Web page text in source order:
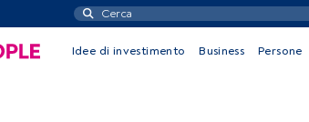
Idee di investimento Business Persone